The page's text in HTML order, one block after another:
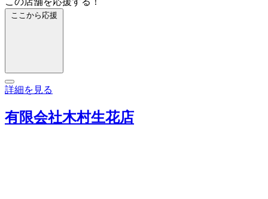
ここから応援
詳細を見る
有限会社木村生花店